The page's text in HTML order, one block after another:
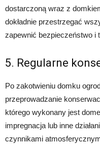
dostarczoną wraz z
dokładnie przestrzegać
zapewnić bezpieczeństwo i
5. Regularne
Po zakotwieniu domku
przeprowadzanie
którego wykonany jest
impregnacja lub inne
czynnikami